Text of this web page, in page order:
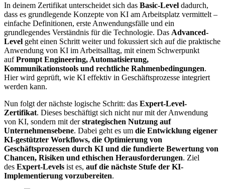
In deinem Zertifikat unterscheidet sich das Basic-Level dadurch,
dass es grundlegende Konzepte von KI am Arbeitsplatz vermittelt –
einfache Definitionen, erste Anwendungsfälle und ein
grundlegendes Verständnis für die Technologie. Das Advanced-
Level geht einen Schritt weiter und fokussiert sich auf die praktische
Anwendung von KI im Arbeitsalltag, mit einem Schwerpunkt
aufPrompt Engineering, Automatisierung,
Kommunikationstools und rechtliche Rahmenbedingungen.
Hier wird geprüft, wie KI effektiv in Geschäftsprozesse integriert
werden kann.
Nun folgt der nächste logische Schritt: das Expert-Level-
Zertifikat. Dieses beschäftigt sich nicht nur mit der Anwendung
von KI, sondern mit derstrategischen Nutzung auf
Unternehmensebene. Dabei geht es um die Entwicklung eigener
KI-gestützter Workflows, die Optimierung von
Geschäftsprozessen durch KI und die fundierte Bewertung von
Chancen, Risiken und ethischen Herausforderungen. Ziel
des Expert-Levels ist es, auf die nächste Stufe der KI-
Implementierung vorzubereiten.